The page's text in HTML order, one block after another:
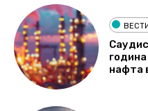
ВЕСТИ
нафта